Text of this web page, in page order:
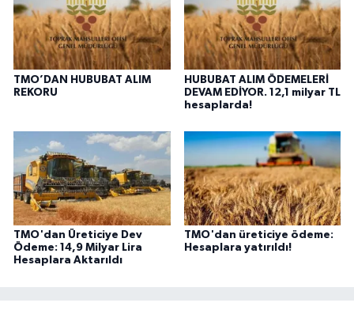
TMO’DAN HUBUBAT ALIM
REKORU
HUBUBAT ALIM ÖDEMELERİ
DEVAM EDİYOR. 12,1 milyar TL
hesaplarda!
TMO'dan Üreticiye Dev
Ödeme: 14,9 Milyar Lira
Hesaplara Aktarıldı
TMO'dan üreticiye ödeme:
Hesaplara yatırıldı!